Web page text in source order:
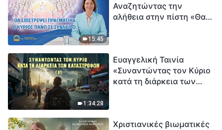
15:45
Αναζητώντας την
αλήθεια στην πίστη «Θα
1:34:28
Ευαγγελική Ταινία
«Συναντώντας τον Κύριο
κατά τη διάρκεια των
εξαφάνισης». Οι
Χριστιανικές βιωματικές